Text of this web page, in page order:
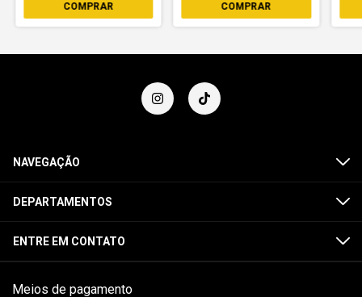
COMPRAR COMPRAR
NAVEGAÇÃO
DEPARTAMENTOS
ENTRE EM CONTATO
Meios de pagamento